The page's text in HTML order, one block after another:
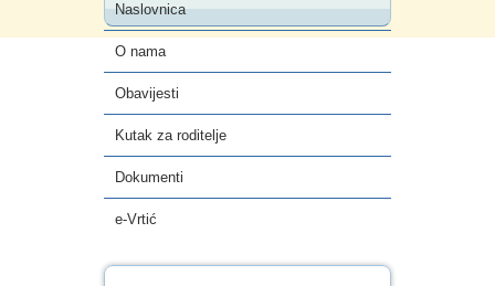
e-Vrtić
Naslovnica
O nama
Obavijesti
Kutak za roditelje
Dokumenti
e-Vrtić